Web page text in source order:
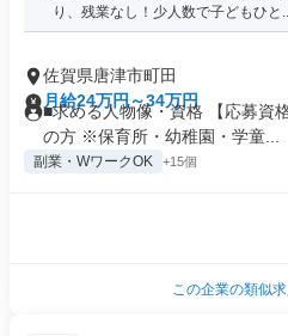
り、残業なし！少人数で子どもひと
佐賀県唐津市町田
月給24万円～34万円
■求める人物像・資格 【応募資
の方 ※保育所・幼稚園・学童...
副業・WワークOK +15個
この企業の類似